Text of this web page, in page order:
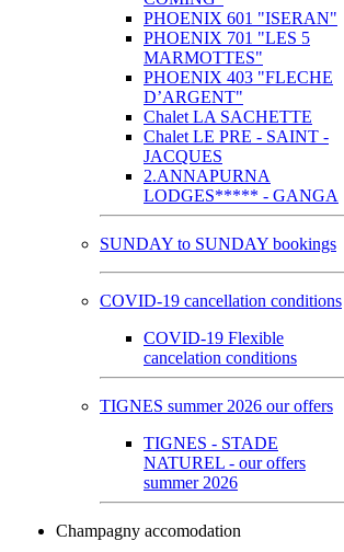
PHOENIX 601 "ISERAN"
PHOENIX 701 "LES 5
MARMOTTES"
PHOENIX 403 "FLECHE
D’ARGENT"
Chalet LA SACHETTE
Chalet LE PRE - SAINT -
JACQUES
2.ANNAPURNA
LODGES***** - GANGA
SUNDAY to SUNDAY bookings
COVID-19 cancellation conditions
COVID-19 Flexible
cancelation conditions
TIGNES summer 2026 our offers
TIGNES - STADE
NATUREL - our offers
summer 2026
Champagny accomodation